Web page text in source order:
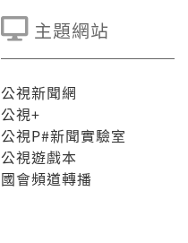
主題網站
公視新聞網
公視+
公視P#新聞實驗室
公視遊戲本
國會頻道轉播